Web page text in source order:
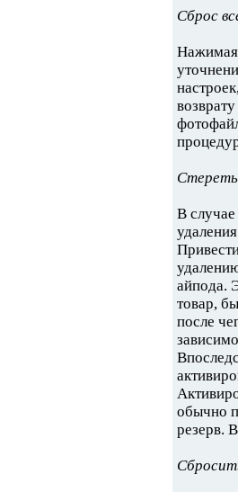
Сброс
Нажимая
В
айпода.
товар,
после
обычно
резерв.